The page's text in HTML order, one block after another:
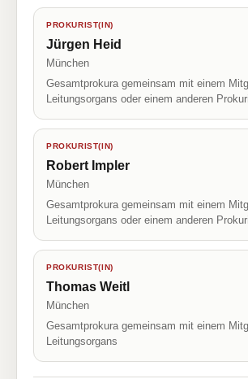
PROKURIST(IN)
Jürgen Heid
München
Gesamtprokura gemeinsam mit einem
Leitungsorgans oder einem anderen
PROKURIST(IN)
Robert Impler
München
Gesamtprokura gemeinsam mit einem
Leitungsorgans oder einem anderen
PROKURIST(IN)
Thomas Weitl
München
Gesamtprokura gemeinsam mit einem
Leitungsorgans